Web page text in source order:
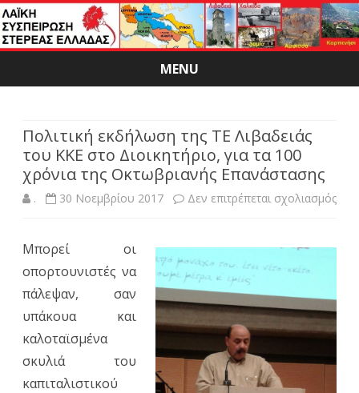
MENU
Skip
Πολιτική εκδήλωση της ΤΕ Λιβαδειάς
του ΚΚΕ στο Διοικητήριο, για τα 100
χρόνια της Οκτωβριανής Επανάστασης
. 30 Νοεμβρίου 2017 Δεν επιτρέπεται σχολιασμόςστο
ΤΕ
του
Μπορεί οι
οπορτουνιστές να
πάλεψαν, σαν
υπάκουα και
καλοταϊσμένα
σκυλιά του
καπιταλιστικού